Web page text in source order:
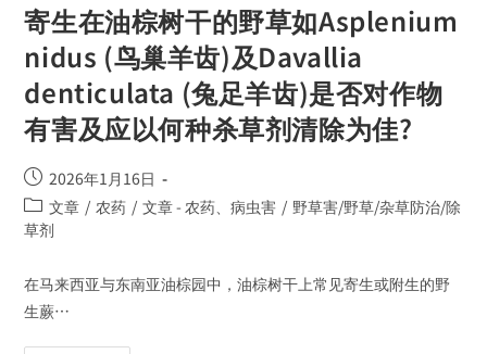
寄生在油棕树干的野草如Asplenium
nidus (鸟巢羊齿)及Davallia
denticulata (兔足羊齿)是否对作物
有害及应以何种杀草剂清除为佳?
2026年1月16日
文章 / 农药 / 文章 - 农药、病虫害 / 野草害/野草/杂草防治/除
草剂
在马来西亚与东南亚油棕园中，油棕树干上常见寄生或附生的野
生蕨…